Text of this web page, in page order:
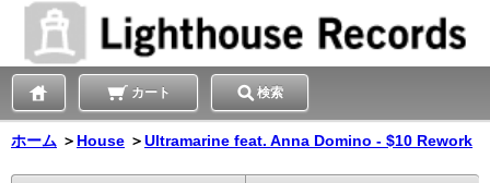
カート 検索
ホーム ＞ House ＞Ultramarine feat. Anna Domino - $10 Rework